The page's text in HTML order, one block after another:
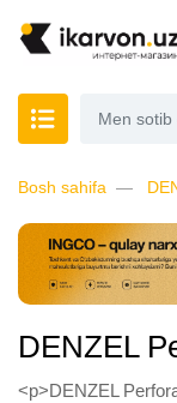
Bosh sahifa
DENZEL
<p>DENZEL